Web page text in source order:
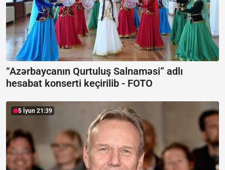
“Azərbaycanın Qurtuluş Salnaməsi” adlı
hesabat konserti keçirilib - FOTO
5 İyun 21:39